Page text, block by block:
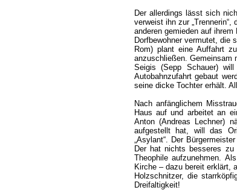
Der allerdings lässt sich
verweist ihn zur
anderen gemieden auf
Dorfbewohner vermutet, die
Rom) plant eine Auffahrt
anzuschließen. Gemeinsam
Seigis (Sepp Schauer)
Autobahnzufahrt gebaut
seine dicke Tochter erhält.
Nach anfänglichem
Haus auf und arbeitet an
Anton (Andreas Lechner)
aufgestellt hat, will das
„Asylant“. Der
Der hat nichts besseres
Theophile aufzunehmen.
Kirche – dazu bereit erklärt,
Holzschnitzer, die
Dreifaltigkeit!